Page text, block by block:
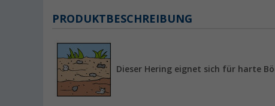
PRODUKTBESCHREIBUNG
Dieser Hering eignet sich für harte